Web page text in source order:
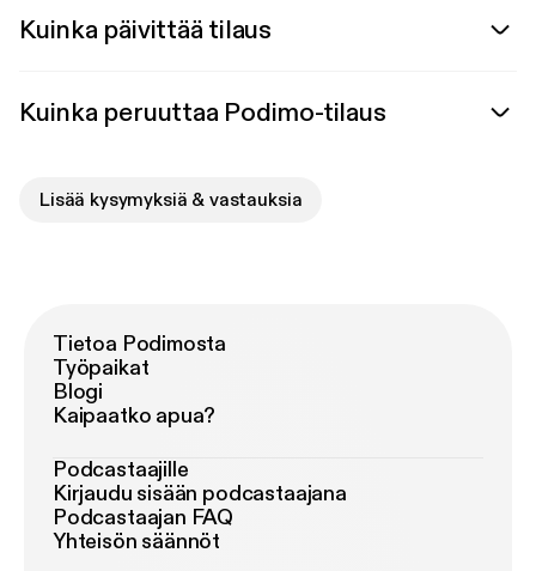
Kuinka päivittää tilaus
Kuinka peruuttaa Podimo-tilaus
Lisää kysymyksiä & vastauksia
Tietoa Podimosta
Työpaikat
Blogi
Kaipaatko apua?
Podcastaajille
Kirjaudu sisään podcastaajana
Podcastaajan FAQ
Yhteisön säännöt